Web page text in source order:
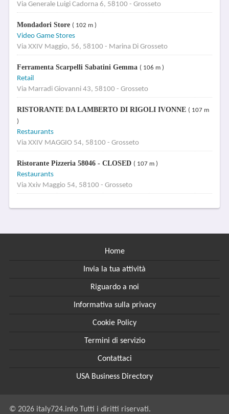
Via Generale Luigi Cadorna 6, 58100 - Grosseto
Mondadori Store ( 102 m )
Video Game Stores
Via XXIV Maggio, 56, 58100 - Marina Di Grosseto
Ferramenta Scarpelli Sabatini Gemma ( 106 m )
Retail
Via Marradi Giovanni 43, 58100 - Grosseto
RISTORANTE DA LAMBERTO DI RIGOLI IVONNE ( 107 m
)
Restaurants
Via XXIV MAGGIO 54, 58100 - Grosseto
Ristorante Pizzeria 58046 - CLOSED ( 107 m )
Restaurants
Via Xxiv Maggio 54, 58100 - Grosseto
Home
Invia la tua attività
Riguardo a noi
Informativa sulla privacy
Cookie Policy
Termini di servizio
Contattaci
USA Business Directory
© 2026 italy724.info Tutti i diritti riservati.